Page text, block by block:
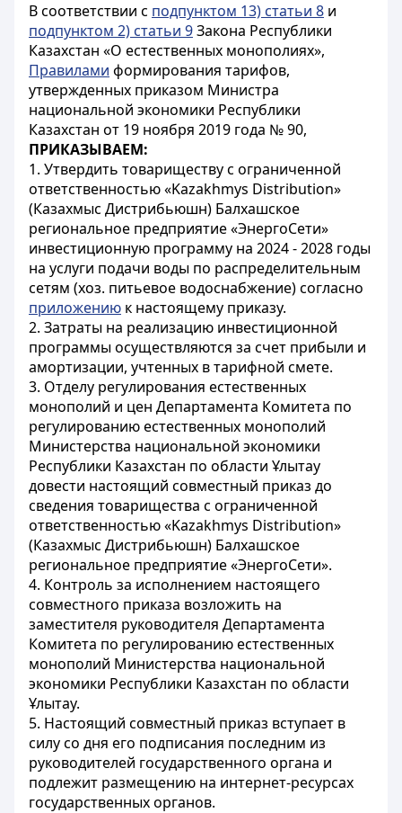
В соответствии с подпунктом 13) статьи 8 и
подпунктом 2) статьи 9Закона Республики
Казахстан «О естественных монополиях»,
Правилами формирования тарифов,
утвержденных приказом Министра
национальной экономики Республики
Казахстан от 19 ноября 2019 года № 90,
ПРИКАЗЫВАЕМ:
1. Утвердить товариществу с ограниченной
ответственностью «Kazakhmys Distribution»
(Казахмыс Дистрибьюшн) Балхашское
региональное предприятие «ЭнергоСети»
инвестиционную программу на 2024 - 2028 годы
на услуги подачи воды по распределительным
сетям (хоз. питьевое водоснабжение) согласно
приложению к настоящему приказу.
2. Затраты на реализацию инвестиционной
программы осуществляются за счет прибыли и
амортизации, учтенных в тарифной смете.
3. Отделу регулирования естественных
монополий и цен Департамента Комитета по
регулированию естественных монополий
Министерства национальной экономики
Республики Казахстан по области Ұлытау
довести настоящий совместный приказ до
сведения товарищества с ограниченной
ответственностью «Kazakhmys Distribution»
(Казахмыс Дистрибьюшн) Балхашское
региональное предприятие «ЭнергоСети».
4. Контроль за исполнением настоящего
совместного приказа возложить на
заместителя руководителя Департамента
Комитета по регулированию естественных
монополий Министерства национальной
экономики Республики Казахстан по области
Ұлытау.
5. Настоящий совместный приказ вступает в
силу со дня его подписания последним из
руководителей государственного органа и
подлежит размещению на интернет-ресурсах
государственных органов.